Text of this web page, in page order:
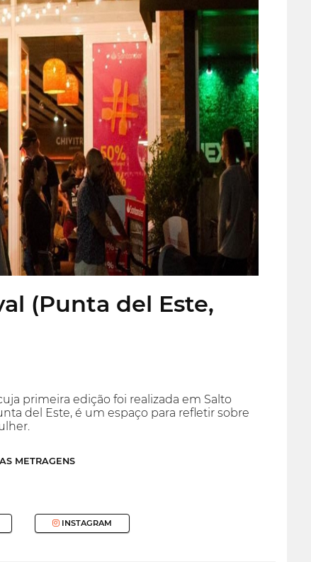
(Punta del Este,
primeira edição foi realizada em Salto
del Este, é um espaço para refletir sobre
METRAGENS
INSTAGRAM